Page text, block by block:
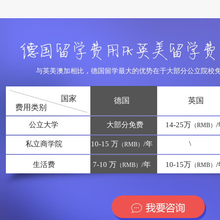
与英美澳加相比，德国留学最大的优势在于大部分公立院校
费用类别
国家 德国 英国
公立大学
私立商学院
生活费
大部分免费
10-15 万 （RMB） /年
7-10 万 （RMB） /年
14-25万 （RMB） /
\
10-15万 （RMB） /